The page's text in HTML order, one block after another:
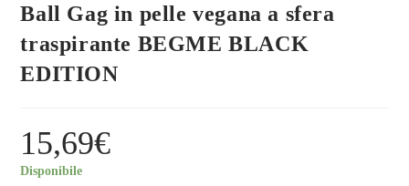
Ball Gag in pelle vegana a sfera
traspirante BEGME BLACK
EDITION
15,69€
Disponibile